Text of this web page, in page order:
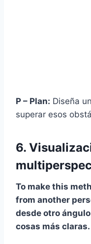
P – Plan: Diseña
superar esos
6.
To make this
from another
desde otro
cosas más claras.